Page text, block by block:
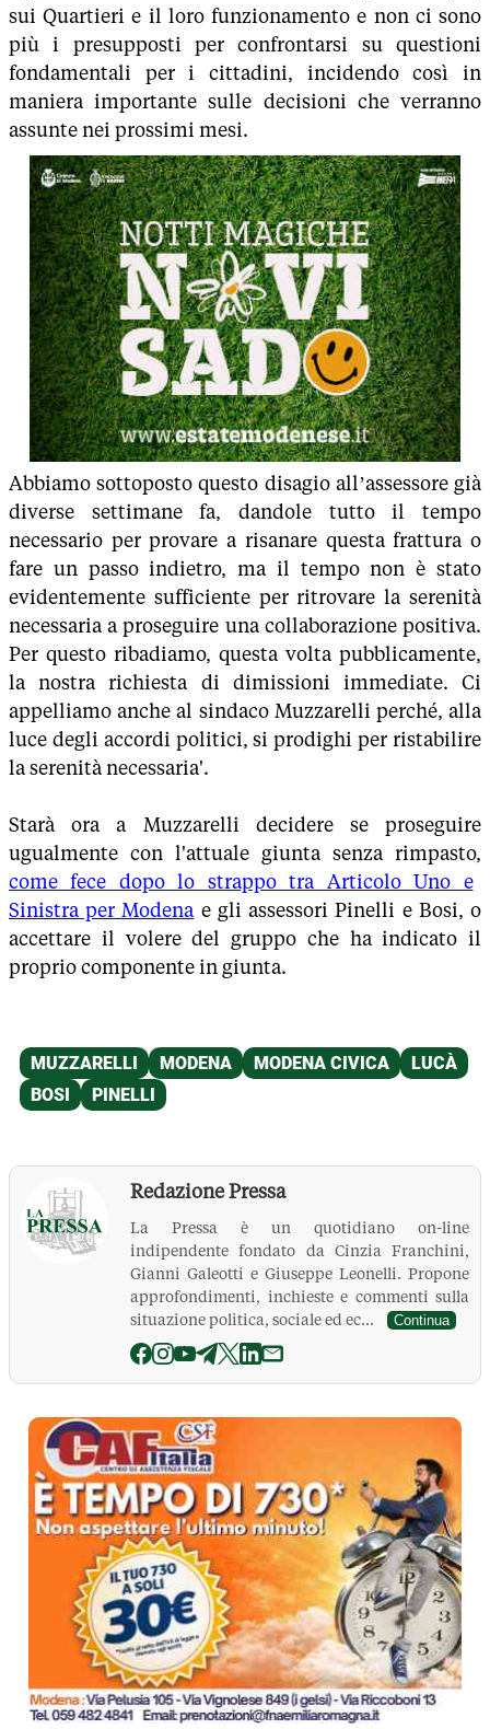
sui Quartieri e il loro funzionamento e non ci sono
più i presupposti per confrontarsi su questioni
fondamentali per i cittadini, incidendo così in
maniera importante sulle decisioni che verranno
assunte nei prossimi mesi.
Abbiamo sottoposto questo disagio all’assessore già
diverse settimane fa, dandole tutto il tempo
necessario per provare a risanare questa frattura o
fare un passo indietro, ma il tempo non è stato
evidentemente sufficiente per ritrovare la serenità
necessaria a proseguire una collaborazione positiva.
Per questo ribadiamo, questa volta pubblicamente,
la nostra richiesta di dimissioni immediate. Ci
appelliamo anche al sindaco Muzzarelli perché, alla
luce degli accordi politici, si prodighi per ristabilire
la serenità necessaria'.
Starà ora a Muzzarelli decidere se proseguire
ugualmente con l'attuale giunta senza rimpasto,
come fece dopo lo strappo tra Articolo Uno e
Sinistra per Modena e gli assessori Pinelli e Bosi, o
accettare il volere del gruppo che ha indicato il
proprio componente in giunta.
Redazione Pressa
La Pressa è un quotidiano on-line
indipendente fondato da Cinzia Franchini,
Gianni Galeotti e Giuseppe Leonelli. Propone
approfondimenti, inchieste e commenti sulla
situazione politica, sociale ed ec...
Continua
La Pressa